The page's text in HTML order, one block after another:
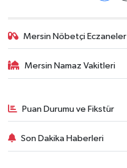
Mersin Nöbetçi Eczaneler
Mersin Namaz Vakitleri
Puan Durumu ve Fikstür
Son Dakika Haberleri